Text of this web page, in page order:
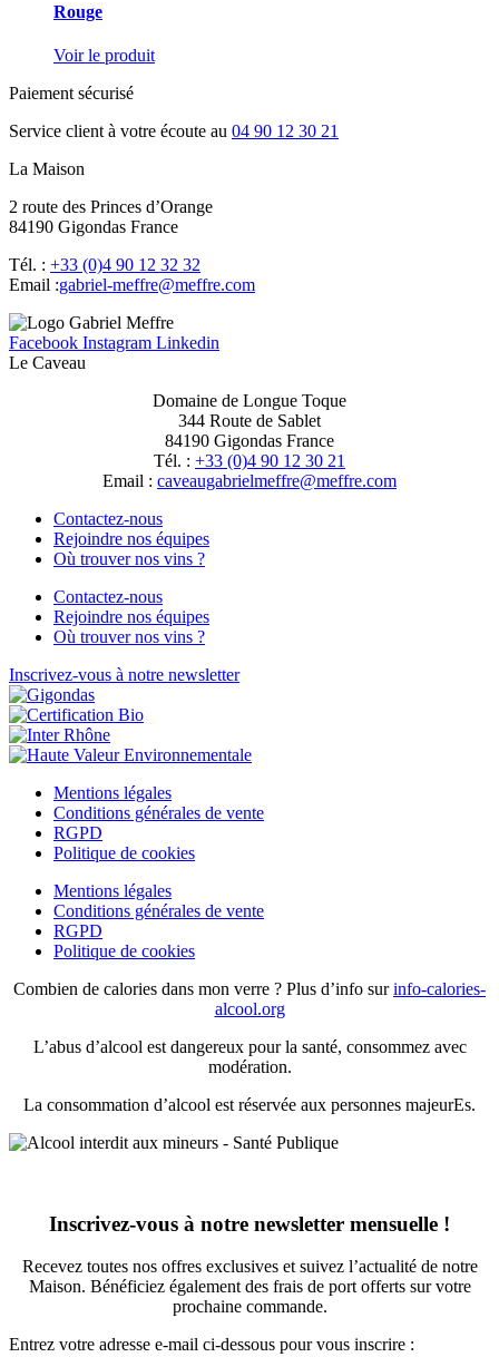
Rouge
Voir le produit
Paiement sécurisé
Service client à votre écoute au 04 90 12 30 21
La Maison
2 route des Princes d’Orange
84190 Gigondas France
Tél. : +33 (0)4 90 12 32 32
Email :moc.erffem@erffem-leirbag
Facebook Instagram Linkedin
Le Caveau
Domaine de Longue Toque
344 Route de Sablet
84190 Gigondas France
Tél. : +33 (0)4 90 12 30 21
Email : moc.erffem@erffemleirbaguaevac
Contactez-nous
Rejoindre nos équipes
Où trouver nos vins ?
Contactez-nous
Rejoindre nos équipes
Où trouver nos vins ?
Inscrivez-vous à notre newsletter
Mentions légales
Conditions générales de vente
RGPD
Politique de cookies
Mentions légales
Conditions générales de vente
RGPD
Politique de cookies
Combien de calories dans mon verre ? Plus d’info surinfo-calories-
alcool.org
L’abus d’alcool est dangereux pour la santé, consommez avec
modération.
La consommation d’alcool est réservée aux personnes majeurEs.
Inscrivez-vous à notre newsletter mensuelle !
Recevez toutes nos offres exclusives et suivez l’actualité de notre
Maison. Bénéficiez également des frais de port offerts sur votre
prochaine commande.
Entrez votre adresse e-mail ci-dessous pour vous inscrire :